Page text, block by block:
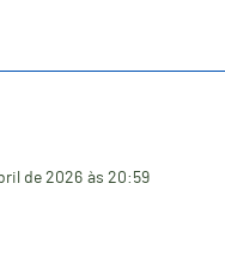
de 2026 às 20:59